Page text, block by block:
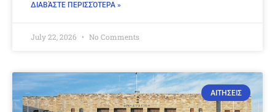
ΔΙΑΒΆΣΤΕ ΠΕΡΙΣΣΌΤΕΡΑ »
July 22, 2026 No Comments
ΑΙΤΗΣΕΙΣ